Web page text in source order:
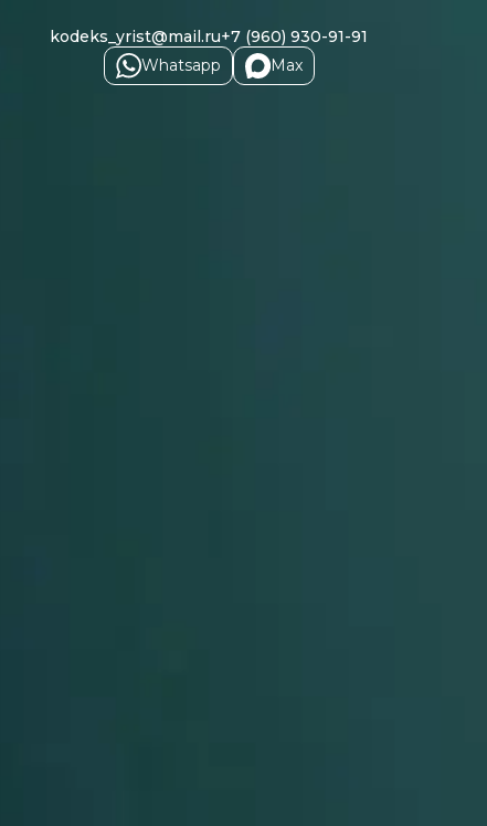
kodeks_yrist@mail.ru+7 (960) 930-91-91
Whatsapp
Max